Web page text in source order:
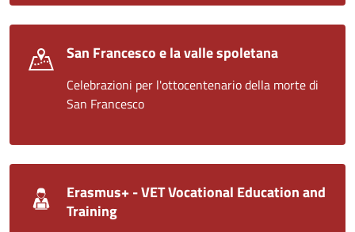
San Francesco e la valle spoletana
Celebrazioni per l'ottocentenario della morte di
San Francesco
Erasmus+ - VET Vocational Education and
Training